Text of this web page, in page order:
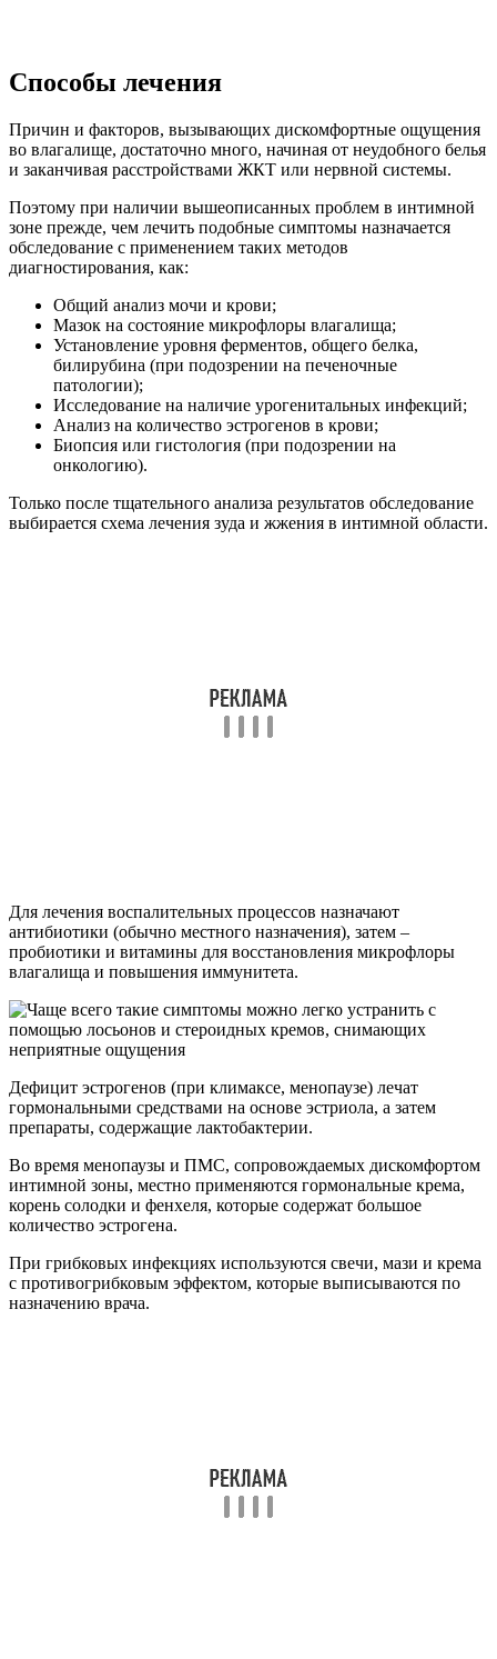
Способы лечения
Причин и факторов, вызывающих дискомфортные ощущения
во влагалище, достаточно много, начиная от неудобного белья
и заканчивая расстройствами ЖКТ или нервной системы.
Поэтому при наличии вышеописанных проблем в интимной
зоне прежде, чем лечить подобные симптомы назначается
обследование с применением таких методов
диагностирования, как:
Общий анализ мочи и крови;
Мазок на состояние микрофлоры влагалища;
Установление уровня ферментов, общего белка,
билирубина (при подозрении на печеночные
патологии);
Исследование на наличие урогенитальных инфекций;
Анализ на количество эстрогенов в крови;
Биопсия или гистология (при подозрении на
онкологию).
Только после тщательного анализа результатов обследование
выбирается схема лечения зуда и жжения в интимной области.
Для лечения воспалительных процессов назначают
антибиотики (обычно местного назначения), затем –
пробиотики и витамины для восстановления микрофлоры
влагалища и повышения иммунитета.
Дефицит эстрогенов (при климаксе, менопаузе) лечат
гормональными средствами на основе эстриола, а затем
препараты, содержащие лактобактерии.
Во время менопаузы и ПМС, сопровождаемых дискомфортом
интимной зоны, местно применяются гормональные крема,
корень солодки и фенхеля, которые содержат большое
количество эстрогена.
При грибковых инфекциях используются свечи, мази и крема
с противогрибковым эффектом, которые выписываются по
назначению врача.